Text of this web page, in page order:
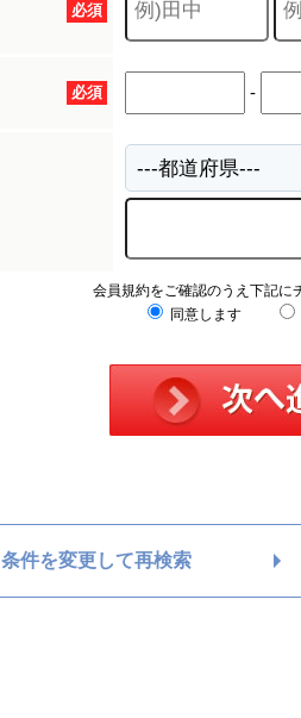
必須
必須 -
会員規約をご確認のうえ下記に
同意します
条件を変更して再検索